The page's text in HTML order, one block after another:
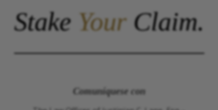
StakeYourClaim.
Comuníquese con